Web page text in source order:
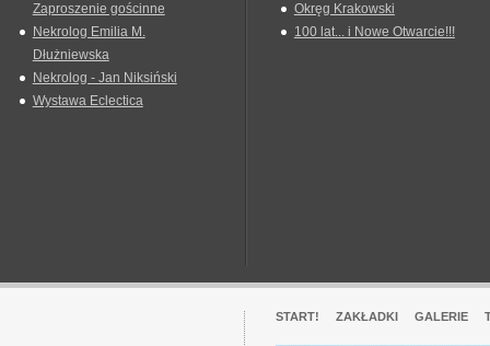
Zaproszenie gościnne
Nekrolog Emilia M.
Dłużniewska
Nekrolog - Jan Niksiński
Wystawa Eclectica
Okręg Krakowski
100 lat... i Nowe Otwarcie!!!
START! ZAKŁADKI GALERIE